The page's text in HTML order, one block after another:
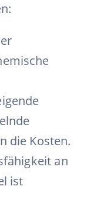
die Kosten.
an
ist